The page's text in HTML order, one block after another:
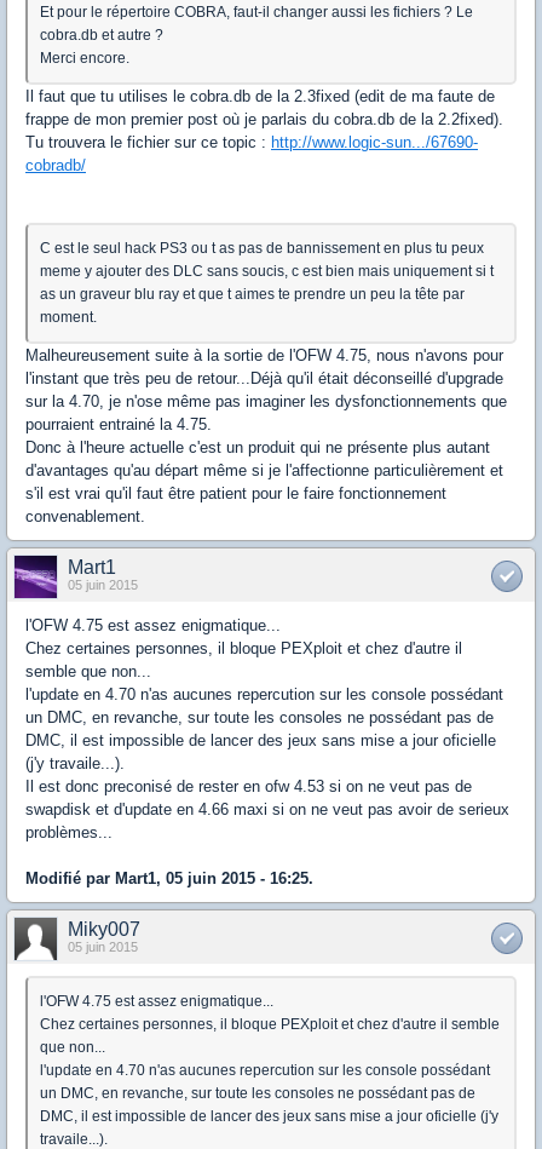
Et pour le répertoire COBRA, faut-il changer aussi les fichiers ? Le
cobra.db et autre ?
Merci encore.
Il faut que tu utilises le cobra.db de la 2.3fixed (edit de ma faute de
frappe de mon premier post où je parlais du cobra.db de la 2.2fixed).
Tu trouvera le fichier sur ce topic : http://www.logic-sun.../67690-
cobradb/
C est le seul hack PS3 ou t as pas de bannissement en plus tu peux
meme y ajouter des DLC sans soucis, c est bien mais uniquement si t
as un graveur blu ray et que t aimes te prendre un peu la tête par
moment.
Malheureusement suite à la sortie de l'OFW 4.75, nous n'avons pour
l'instant que très peu de retour...Déjà qu'il était déconseillé d'upgrade
sur la 4.70, je n'ose même pas imaginer les dysfonctionnements que
pourraient entrainé la 4.75.
Donc à l'heure actuelle c'est un produit qui ne présente plus autant
d'avantages qu'au départ même si je l'affectionne particulièrement et
s'il est vrai qu'il faut être patient pour le faire fonctionnement
convenablement.
Mart1
05 juin 2015
l'OFW 4.75 est assez enigmatique...
Chez certaines personnes, il bloque PEXploit et chez d'autre il
semble que non...
l'update en 4.70 n'as aucunes repercution sur les console possédant
un DMC, en revanche, sur toute les consoles ne possédant pas de
DMC, il est impossible de lancer des jeux sans mise a jour oficielle
(j'y travaile...).
Il est donc preconisé de rester en ofw 4.53 si on ne veut pas de
swapdisk et d'update en 4.66 maxi si on ne veut pas avoir de serieux
problèmes...
Modifié par Mart1, 05 juin 2015 - 16:25.
Miky007
05 juin 2015
l'OFW 4.75 est assez enigmatique...
Chez certaines personnes, il bloque PEXploit et chez d'autre il semble
que non...
l'update en 4.70 n'as aucunes repercution sur les console possédant
un DMC, en revanche, sur toute les consoles ne possédant pas de
DMC, il est impossible de lancer des jeux sans mise a jour oficielle (j'y
travaile...).